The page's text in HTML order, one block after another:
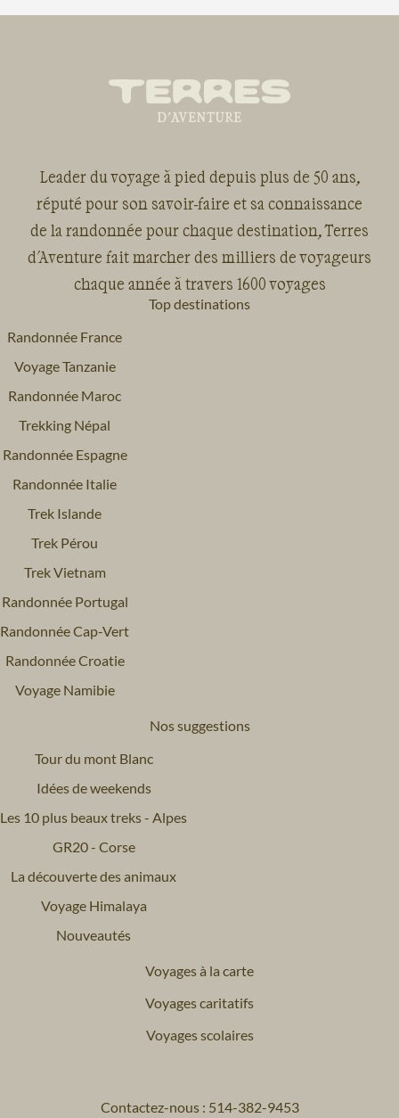
Leader du voyage à pied depuis plus de 50 ans,
réputé pour son savoir-faire et sa connaissance
de la randonnée pour chaque destination, Terres
d'Aventure fait marcher des milliers de voyageurs
chaque année à travers 1600 voyages
Top destinations
Randonnée France
Voyage Tanzanie
Randonnée Maroc
Trekking Népal
Randonnée Espagne
Randonnée Italie
Trek Islande
Trek Pérou
Trek Vietnam
Randonnée Portugal
Randonnée Cap-Vert
Randonnée Croatie
Voyage Namibie
Nos suggestions
Tour du mont Blanc
Idées de weekends
Les 10 plus beaux treks - Alpes
GR20 - Corse
La découverte des animaux
Voyage Himalaya
Nouveautés
Voyages à la carte
Voyages caritatifs
Voyages scolaires
Contactez-nous : 514-382-9453